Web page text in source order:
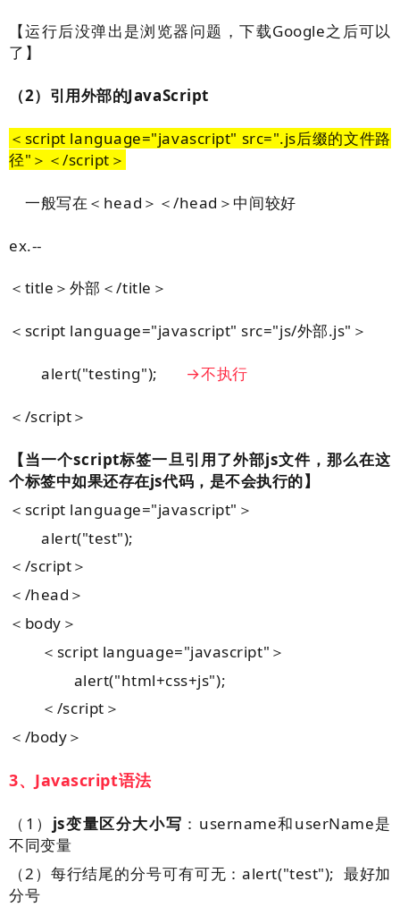
【运行后没弹出是浏览器问题，下载Google之后可以
了】
（2）引用外部的JavaScript
＜script language="javascript" src=".js后缀的文件路
径"＞＜/script＞
一般写在＜head＞＜/head＞中间较好
ex.--
＜title＞外部＜/title＞
＜script language="javascript" src="js/外部.js"＞
alert("testing"); →不执行
＜/script＞
【当一个script标签一旦引用了外部js文件，那么在这
个标签中如果还存在js代码，是不会执行的】
＜script language="javascript"＞
alert("test");
＜/script＞
＜/head＞
＜body＞
＜script language="javascript"＞
alert("html+css+js");
＜/script＞
＜/body＞
3、Javascript语法
（1） js变量区分大小写 ：username和userName是
不同变量
（2）每行结尾的分号可有可无：alert("test"); 最好加
分号